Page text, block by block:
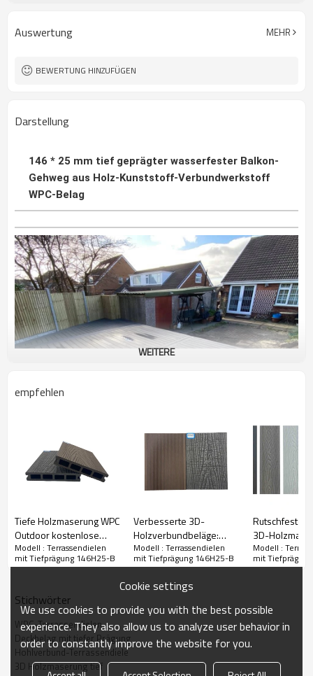
Verwendung
Balkon, Veranda, Hinterhof, Veranda,
Zertifikat
Auswertung MEHR
BEWERTUNG HINZUFÜGEN
Darstellung
146 * 25 mm tief geprägter wasserfester Balkon-
Gehweg aus Holz-Kunststoff-Verbundwerkstoff
WPC-Belag
Produktdetail
WEITERE
empfehlen
Tiefe Holzmaserung WPC
Outdoor kostenlose
Probe tief geprägte
Verbundterrassendielen
Modell : Terrassendielen
mit Tiefprägung 146H25-B
Verbesserte 3D-
Holzverbundbeläge:
OEM- und
Vertriebsmöglichkeiten
Modell : Terrassendielen
mit Tiefprägung 146H25-B
Rutschfeste,
3D-
tiefer Prägung,
herkömmliche
Modell :
mit
Stichwörter
WPC-Terrassendielen
Deckbelag mit tiefer Prägung
Hohlverbund-Terrassendiele
3D Holzmaserung tief
Cookie settings
We use cookies to provide you with the best possible
experience. They also allow us to analyze user behavior in
order to constantly improve the website for you.